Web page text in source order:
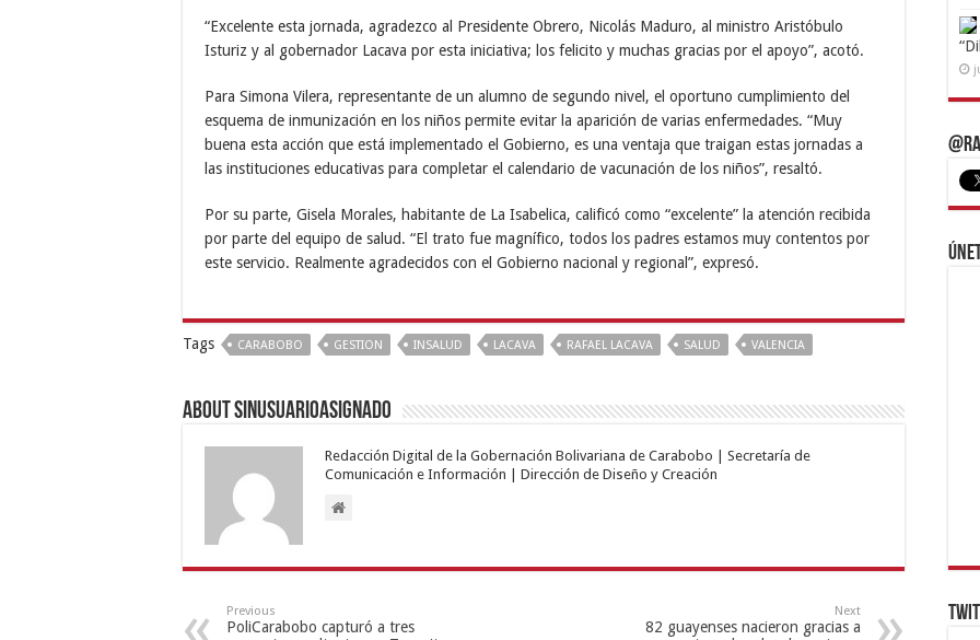
“Excelente esta jornada, agradezco al Presidente Obrero, Nicolás Maduro, al ministro Aristóbulo
Isturiz y al gobernador Lacava por esta iniciativa; los felicito y muchas gracias por el apoyo”, acotó.
Para Simona Vilera, representante de un alumno de segundo nivel, el oportuno cumplimiento del
esquema de inmunización en los niños permite evitar la aparición de varias enfermedades. “Muy
buena esta acción que está implementado el Gobierno, es una ventaja que traigan estas jornadas a
las instituciones educativas para completar el calendario de vacunación de los niños”, resaltó.
Por su parte, Gisela Morales, habitante de La Isabelica, calificó como “excelente” la atención recibida
por parte del equipo de salud. “El trato fue magnífico, todos los padres estamos muy contentos por
este servicio. Realmente agradecidos con el Gobierno nacional y regional”, expresó.
Tags CARABOBO GESTION INSALUD LACAVA RAFAEL LACAVA SALUD VALENCIA
About sinusuarioasignado
Redacción Digital de la Gobernación Bolivariana de Carabobo | Secretaría de
Comunicación e Información | Dirección de Diseño y Creación
Previous
PoliCarabobo capturó a tres
Next
82 guayenses nacieron gracias a